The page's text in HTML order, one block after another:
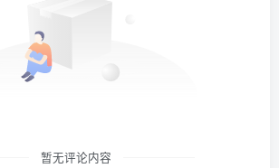
暂无评论内容